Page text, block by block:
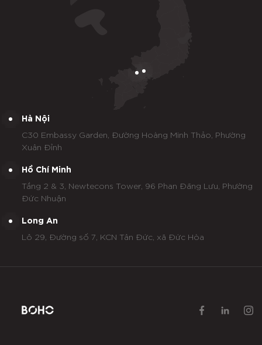
Hà Nội
C30 Embassy Garden, Đường Hoàng Minh Thảo, Phường
Xuân Đỉnh
Hồ Chí Minh
Tầng 2 & 3, Newtecons Tower, 96 Phan Đăng Lưu, Phường
Đức Nhuận
Long An
Lô 29, Đường số 7, KCN Tân Đức, xã Đức Hòa